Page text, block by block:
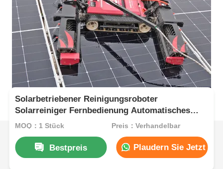
Solarbetriebener Reinigungsroboter
Solarreiniger Fernbedienung Automatisches
Reinigungssystem für Solarmodule
MOQ：1 Stück Preis：Verhandelbar
Bestpreis Plaudern Sie Jetzt